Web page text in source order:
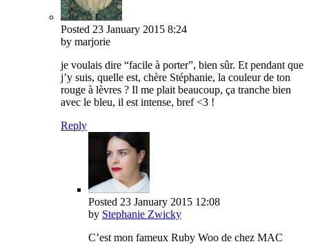
Posted 23 January 2015 8:24
by marjorie
je voulais dire “facile à porter”, bien sûr. Et pendant que
j’y suis, quelle est, chère Stéphanie, la couleur de ton
rouge à lèvres ? Il me plait beaucoup, ça tranche bien
avec le bleu, il est intense, bref <3 !
Reply
Posted 23 January 2015 12:08
by Stephanie Zwicky
C’est mon fameux Ruby Woo de chez MAC